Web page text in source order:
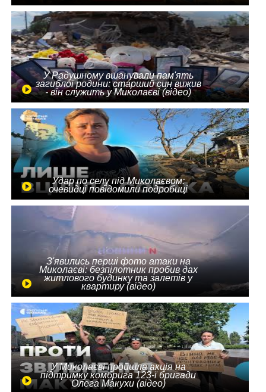
У Радушному вшанували пам'ять
загиблої родини: старший син вижив
- він служить у Миколаєві (відео)
Удар по селу під Миколаєвом:
очевидці повідомили подробиці
З'явились перші фото атаки на
Миколаєві: безпілотник пробив дах
житлового будинку та залетів у
квартиру (відео)
У Миколаєві пройшла акція на
підтримку комбрига 123-ї бригади
Олега Макухи (відео)